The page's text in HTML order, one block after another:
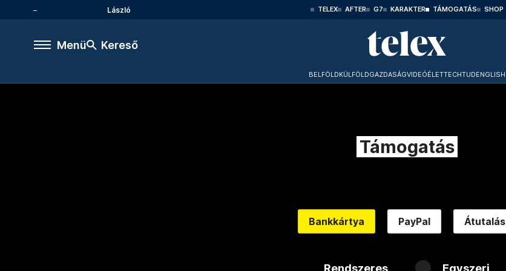
László TELEX AFTER G7 KARAKTER TÁMOGATÁS SHOP
Menü Kereső
BELFÖLDKÜLFÖLDGAZDASÁGVIDEÓÉLETTECHTUDENGLISH
Támogatás
Bankkártya PayPal Átutalás
Rendszeres Egyszeri